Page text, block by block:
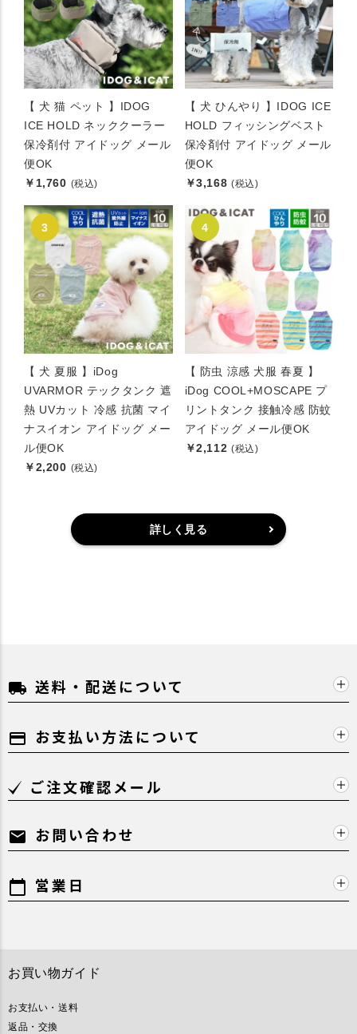
【 犬 猫 ペット 】IDOG
ICE HOLD ネッククーラー
保冷剤付 アイドッグ メール
便OK
￥1,760 (税込)
【 犬 ひんやり 】IDOG ICE
HOLD フィッシングベスト
保冷剤付 アイドッグ メール
便OK
￥3,168 (税込)
【 犬 夏服 】iDog
UVARMOR テックタンク 遮
熱 UVカット 冷感 抗菌 マイ
ナスイオン アイドッグ メー
ル便OK
￥2,200 (税込)
【 防虫 涼感 犬服 春夏 】
iDog COOL+MOSCAPE プ
リントタンク 接触冷感 防蚊
アイドッグ メール便OK
￥2,112 (税込)
詳しく見る
local_shipping 送料・配送について
payment お支払い方法について
ご注文確認メール
mail お問い合わせ
calendar_today 営業日
お買い物ガイド
お支払い・送料
返品・交換